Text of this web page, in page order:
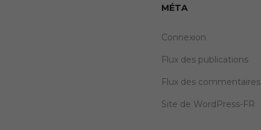
MÉTA
Connexion
Flux des publications
Flux des commentaires
Site de WordPress-FR